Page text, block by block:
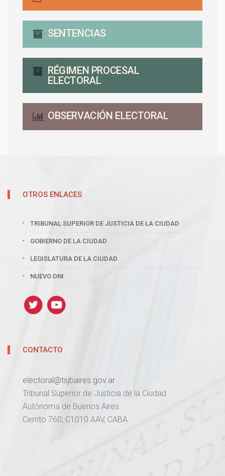
SENTENCIAS
RÉGIMEN PROCESAL
ELECTORAL
OBSERVACIÓN ELECTORAL
OTROS ENLACES
TRIBUNAL SUPERIOR DE JUSTICIA DE LA CIUDAD
GOBIERNO DE LA CIUDAD
LEGISLATURA DE LA CIUDAD
NUEVO DNI
CONTACTO
electoral@tsjbaires.gov.ar
Tribunal Superior de Justicia de la Ciudad
Autónoma de Buenos Aires
Cerrito 760, C1010 AAV, CABA